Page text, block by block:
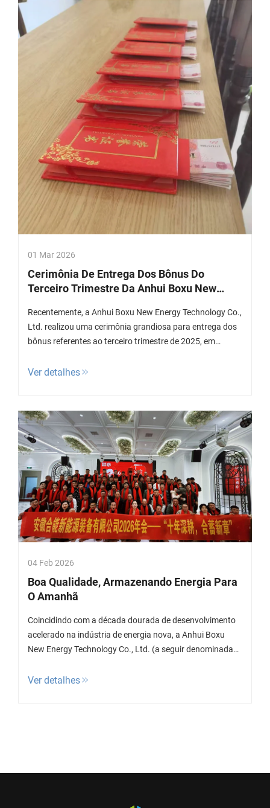
01 Mar 2026
Cerimônia De Entrega Dos Bônus Do
Terceiro Trimestre Da Anhui Boxu New
Recentemente, a Anhui Boxu New Energy Technology Co.,
Ltd. realizou uma cerimônia grandiosa para entrega dos
bônus referentes ao terceiro trimestre de 2025, em
objetivo de unir forças. Líderes da empresa, chefes de
Ver detalhes
04 Feb 2026
Boa Qualidade, Armazenando Energia Para
O Amanhã
Coincidindo com a década dourada de desenvolvimento
acelerado na indústria de energia nova, a Anhui Boxu
New Energy Technology Co., Ltd. (a seguir denominada
Equipment Co., Ltd. (a seguir denominada...
Ver detalhes